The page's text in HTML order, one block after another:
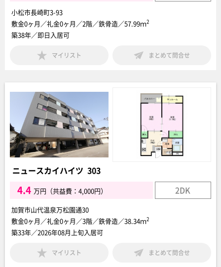
小松市長崎町3-93
敷金0ヶ月／礼金0ヶ月／2階／鉄骨造／57.99ｍ2
築38年／即日入居可
マイリスト まとめて問合せ
ニュースカイハイツ 303
4.4 万円（共益費：4,000円） 2DK
加賀市山代温泉万松園通30
敷金0ヶ月／礼金0ヶ月／3階／鉄骨造／38.34ｍ2
築33年／2026年08月上旬入居可
マイリスト まとめて問合せ